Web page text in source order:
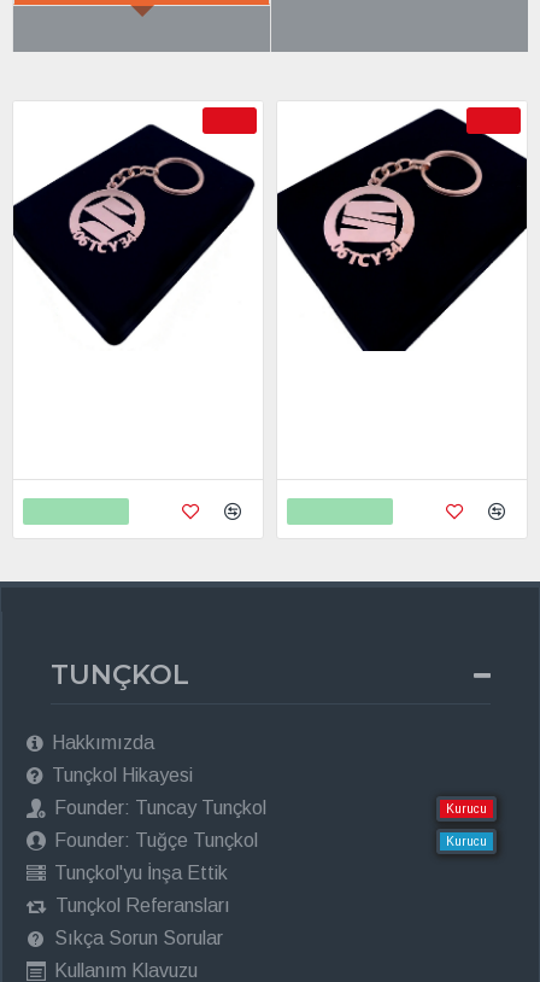
TUNÇKOL
Hakkımızda
Tunçkol Hikayesi
Founder: Tuncay Tunçkol
Kurucu
Founder: Tuğçe Tunçkol Kurucu
Tunçkol'yu İnşa Ettik
Tunçkol Referansları
Sıkça Sorun Sorular
Kullanım Klavuzu